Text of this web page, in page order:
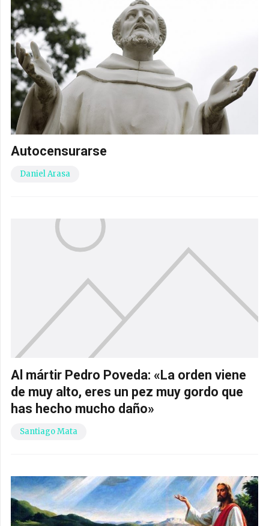
Autocensurarse
Daniel Arasa
Al mártir Pedro Poveda: «La orden viene
de muy alto, eres un pez muy gordo que
has hecho mucho daño»
Santiago Mata